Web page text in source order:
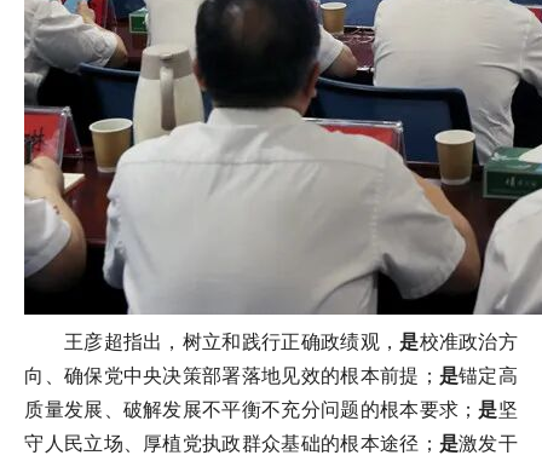
王彦超指出，树立和践行正确政绩观，是校准政治方
向、确保党中央决策部署落地见效的根本前提； 是锚定高
质量发展、破解发展不平衡不充分问题的根本要求；是坚
守人民立场、厚植党执政群众基础的根本途径； 是激发干